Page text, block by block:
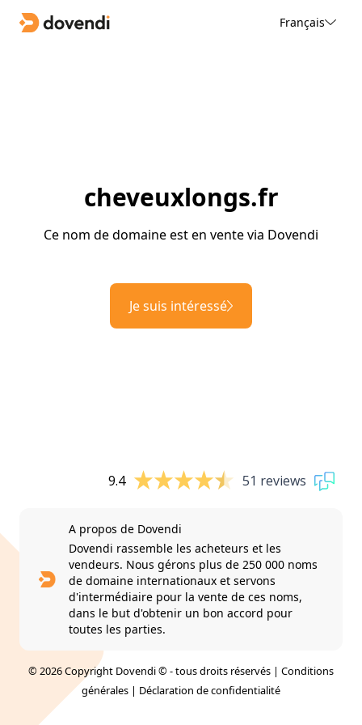
Français
cheveuxlongs.fr
Ce nom de domaine est en vente via Dovendi
Je suis intéressé
9.4 51 reviews
A propos de Dovendi
Dovendi rassemble les acheteurs et les
vendeurs. Nous gérons plus de 250 000 noms
de domaine internationaux et servons
d'intermédiaire pour la vente de ces noms,
dans le but d'obtenir un bon accord pour
toutes les parties.
© 2026 Copyright Dovendi © - tous droits réservés | Conditions
générales | Déclaration de confidentialité